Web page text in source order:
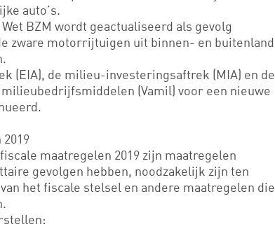
auto’s.
BZM wordt geactualiseerd als gevolg
zware motorrijtuigen uit binnen- en buitenland
(EIA), de milieu-investeringsaftrek (MIA) en de
(Vamil) voor een nieuwe
maatregelen 2019 zijn maatregelen
gevolgen hebben, noodzakelijk zijn ten
het fiscale stelsel en andere maatregelen die